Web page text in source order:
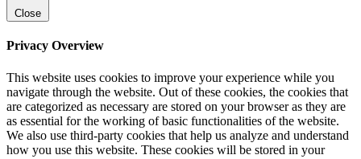
Close
Privacy Overview
This website uses cookies to improve your experience while you
navigate through the website. Out of these cookies, the cookies that
are categorized as necessary are stored on your browser as they are
as essential for the working of basic functionalities of the website.
We also use third-party cookies that help us analyze and understand
how you use this website. These cookies will be stored in your